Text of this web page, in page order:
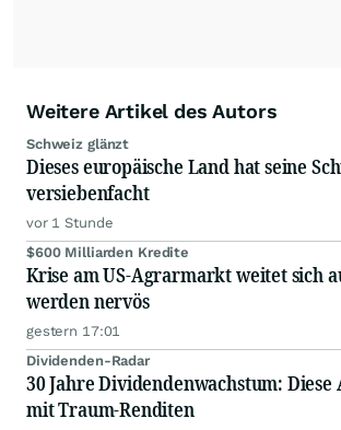
Weitere Artikel des Autors
Schweiz glänzt
Dieses europäische Land hat seine
versiebenfacht
vor 1 Stunde
$600 Milliarden Kredite
Krise am US-Agrarmarkt weitet sich
werden nervös
gestern 17:01
Dividenden-Radar
30 Jahre Dividendenwachstum:
mit Traum-Renditen